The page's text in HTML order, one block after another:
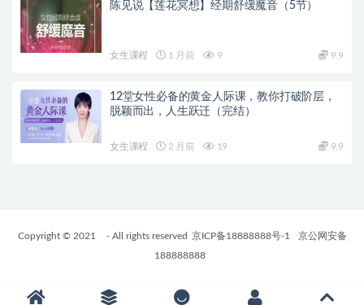
陈见说【莲花冥想】经期舒缓魔音（5节）
女生课程 1 月前 9 9.9
12堂女性必备的黄金人际课，教你打破阶层，
脱颖而出，人生跃迁（完结）
女生课程 2 月前 19 9.9
Copyright © 2021 - All rights reserved 京ICP备18888888号-1
京公网安备
188888888